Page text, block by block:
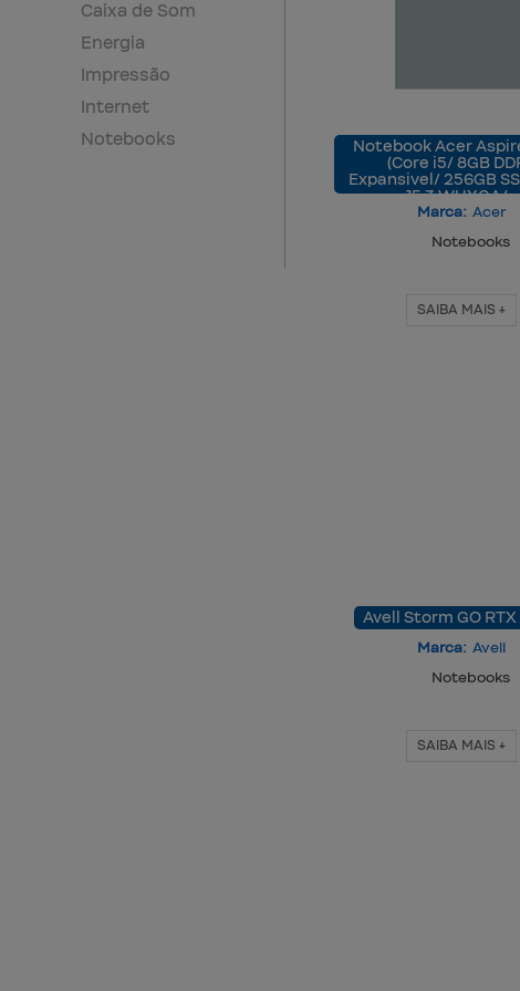
Caixa de Som
Energia
Impressão
Internet
Notebooks
Notebook Acer
(Core i5/ 8GB
Expansivel/ 256GB
15.3 WUXGA/…
Marca: Acer
Notebooks
SAIBA MAIS +
Avell Storm GO
Marca: Avell
Notebooks
SAIBA MAIS +